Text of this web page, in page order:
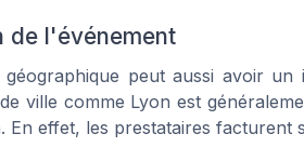
de l'événement
géographique peut aussi avoir
ville comme Lyon est
En effet, les prestataires